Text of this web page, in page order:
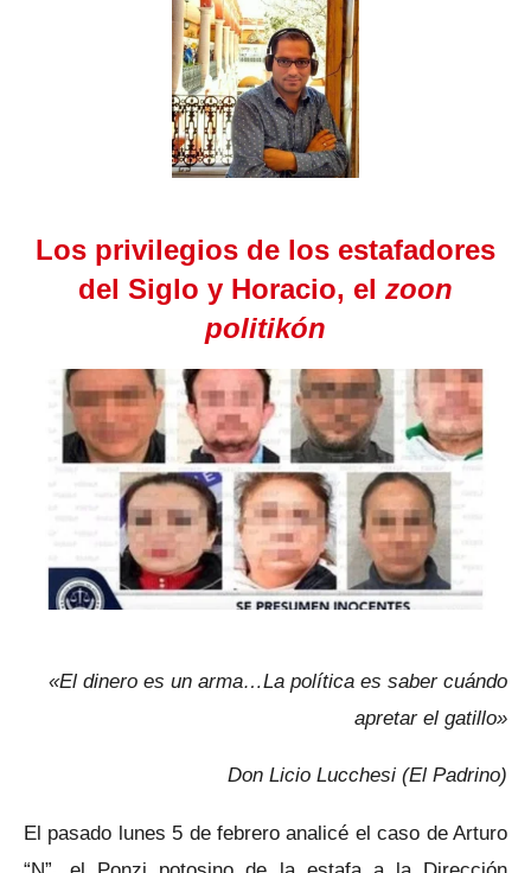
Los privilegios de los estafadores
del Siglo y Horacio, el zoon
politikón
«El dinero es un arma…La política es saber cuándo
apretar el gatillo»
Don Licio Lucchesi (El Padrino)
El pasado lunes 5 de febrero analicé el caso de Arturo